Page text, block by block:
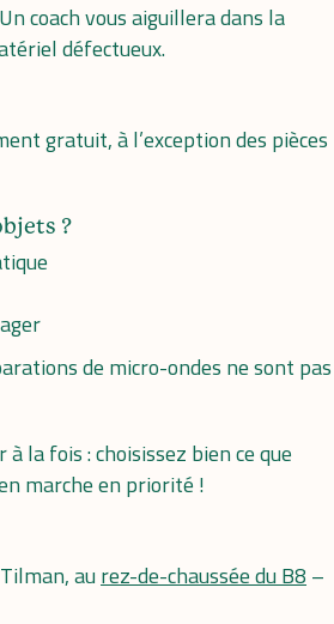
coach vous aiguillera dans la
défectueux.
gratuit, à l’exception des pièces
?
de micro-ondes ne sont pas
la fois : choisissez bien ce que
marche en priorité !
au rez-de-chaussée du B8 –